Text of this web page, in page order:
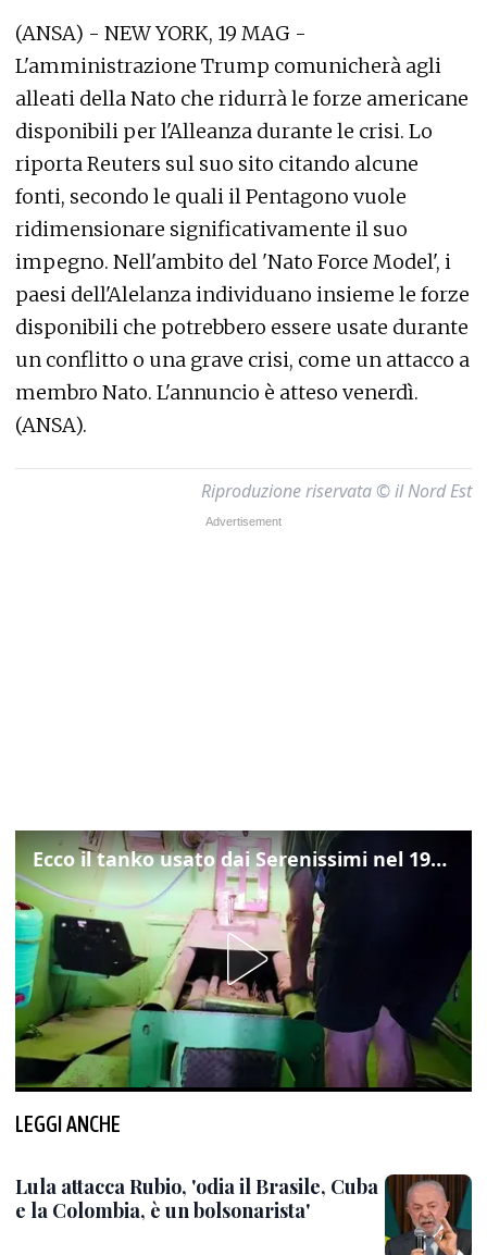
(ANSA) - NEW YORK, 19 MAG -
L'amministrazione Trump comunicherà agli
alleati della Nato che ridurrà le forze americane
disponibili per l'Alleanza durante le crisi. Lo
riporta Reuters sul suo sito citando alcune
fonti, secondo le quali il Pentagono vuole
ridimensionare significativamente il suo
impegno. Nell'ambito del 'Nato Force Model', i
paesi dell'Alelanza individuano insieme le forze
disponibili che potrebbero essere usate durante
un conflitto o una grave crisi, come un attacco a
membro Nato. L'annuncio è atteso venerdì.
(ANSA).
Riproduzione riservata © il Nord Est
Ecco il tanko usato dai Serenissimi nel 1997 per il blitz a San Marco
LEGGI ANCHE
Lula attacca Rubio, 'odia il Brasile, Cuba
e la Colombia, è un bolsonarista'